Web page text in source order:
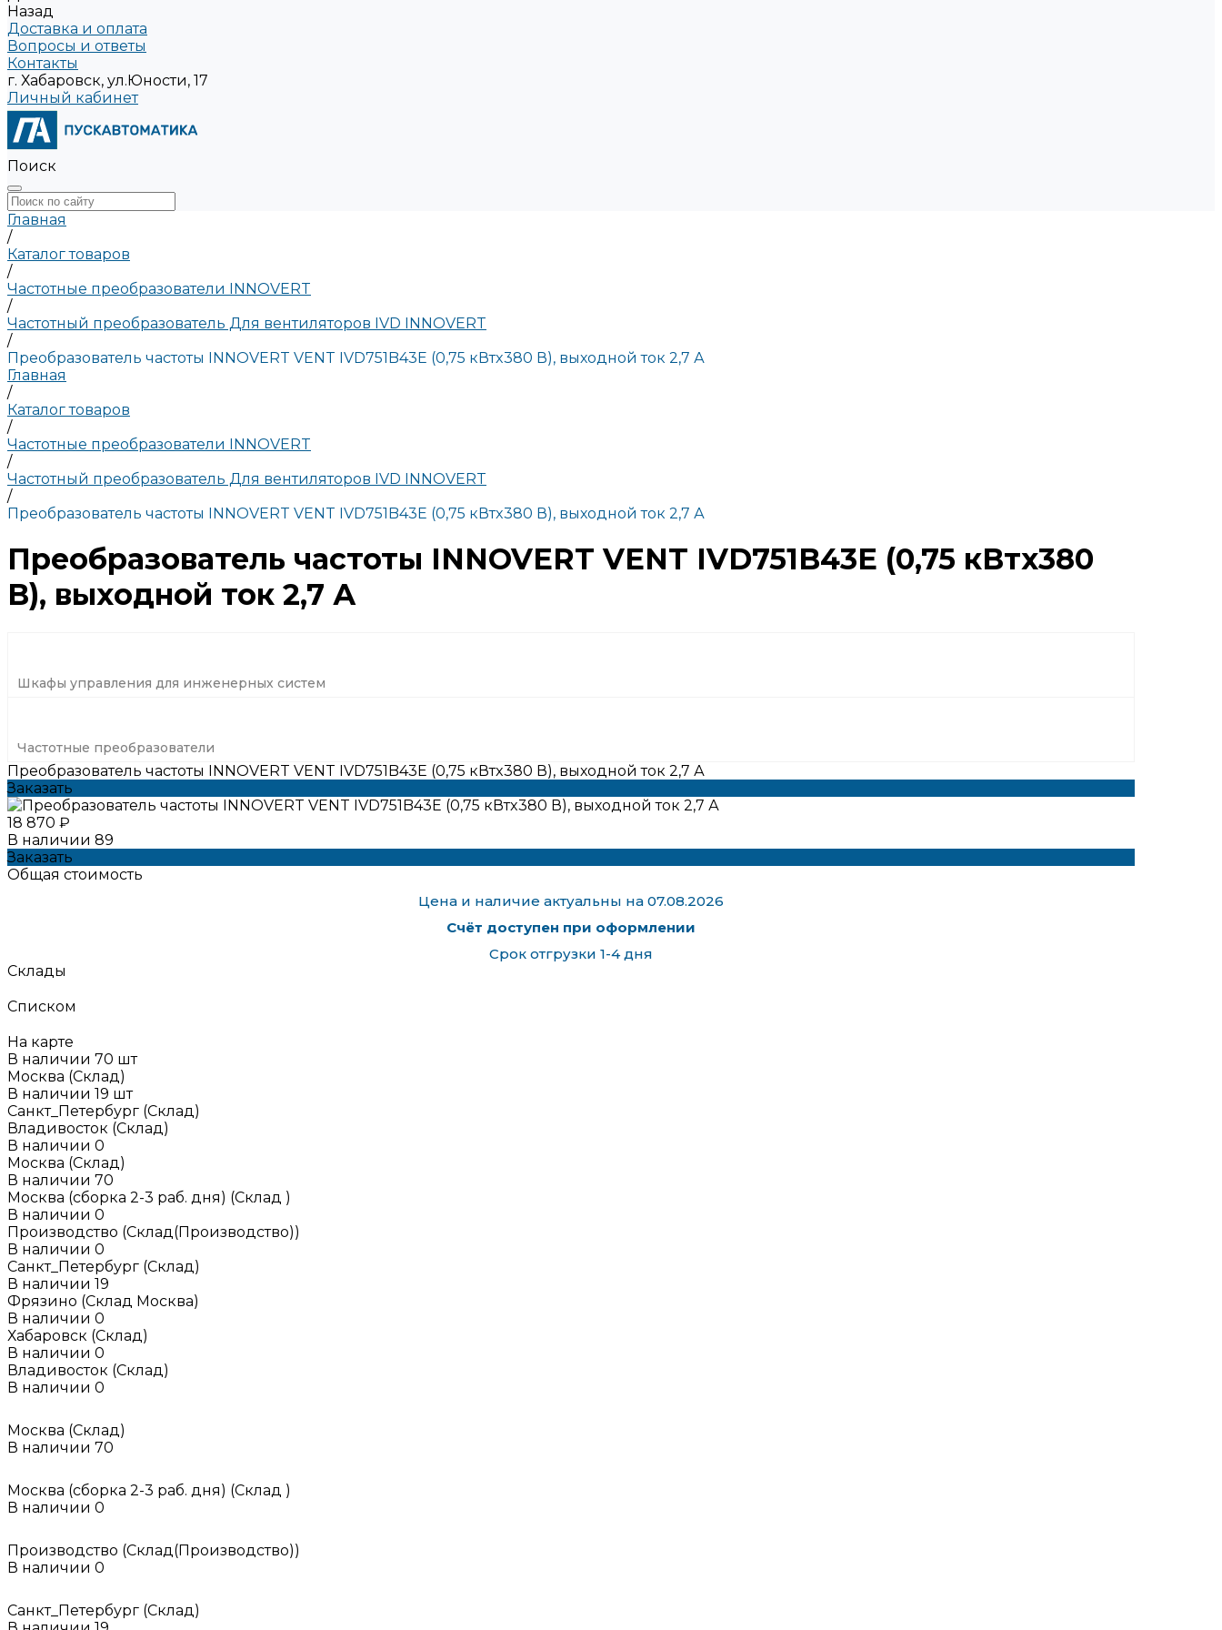
Назад
Доставка и оплата
Вопросы и ответы
Контакты
г. Хабаровск, ул.Юности, 17
Личный кабинет
Поиск
Главная
/
Каталог товаров
/
Частотные преобразователи INNOVERT
/
Частотный преобразователь Для вентиляторов IVD INNOVERT
/
Преобразователь частоты INNOVERT VENT IVD751B43E (0,75 кВтx380 В), выходной ток 2,7 А
Главная
/
Каталог товаров
/
Частотные преобразователи INNOVERT
/
Частотный преобразователь Для вентиляторов IVD INNOVERT
/
Преобразователь частоты INNOVERT VENT IVD751B43E (0,75 кВтx380 В), выходной ток 2,7 А
Преобразователь частоты INNOVERT VENT IVD751B43E (0,75 кВтx380
В), выходной ток 2,7 А
Шкафы управления для инженерных систем
Частотные преобразователи
Преобразователь частоты INNOVERT VENT IVD751B43E (0,75 кВтx380 В), выходной ток 2,7 А
Заказать
18 870 ₽
В наличии 89
Заказать
Общая стоимость
Цена и наличие актуальны на 07.08.2026
Счёт доступен при оформлении
Срок отгрузки 1-4 дня
Склады
Списком
На карте
В наличии 70 шт
Москва (Склад)
В наличии 19 шт
Санкт_Петербург (Склад)
Владивосток (Склад)
В наличии 0
Москва (Склад)
В наличии 70
Москва (сборка 2-3 раб. дня) (Склад )
В наличии 0
Производство (Склад(Производство))
В наличии 0
Санкт_Петербург (Склад)
В наличии 19
Фрязино (Склад Москва)
В наличии 0
Хабаровск (Склад)
В наличии 0
Владивосток (Склад)
В наличии 0
Москва (Склад)
В наличии 70
Москва (сборка 2-3 раб. дня) (Склад )
В наличии 0
Производство (Склад(Производство))
В наличии 0
Санкт_Петербург (Склад)